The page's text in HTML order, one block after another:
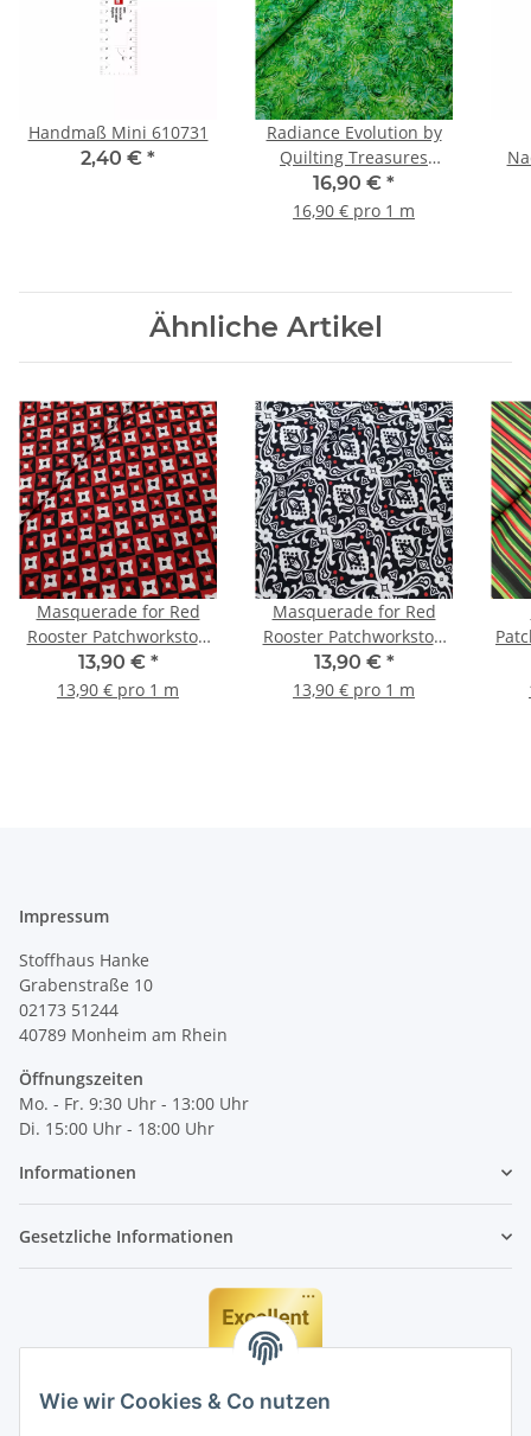
Wie wir Cookies & Co nutzen
Handmaß Mini 610731
2,40 € *
Radiance Evolution by
Quilting Treasures
Patchworkstoff Spiralen
grün
16,90 € *
16,90 € pro 1 m
Ähnliche Artikel
Masquerade for Red
Rooster Patchworkstoff
Ornamente rot, weiß,
schwarz
13,90 € *
13,90 € pro 1 m
Masquerade for Red
Rooster Patchworkstoff
Ornamente schwarz,
weiß, rot
13,90 € *
13,90 € pro 1 m
Impressum
Stoffhaus Hanke
Grabenstraße 10
02173 51244
40789 Monheim am Rhein
Öffnungszeiten
Mo. - Fr. 9:30 Uhr - 13:00 Uhr
Di. 15:00 Uhr - 18:00 Uhr
Informationen
Gesetzliche Informationen